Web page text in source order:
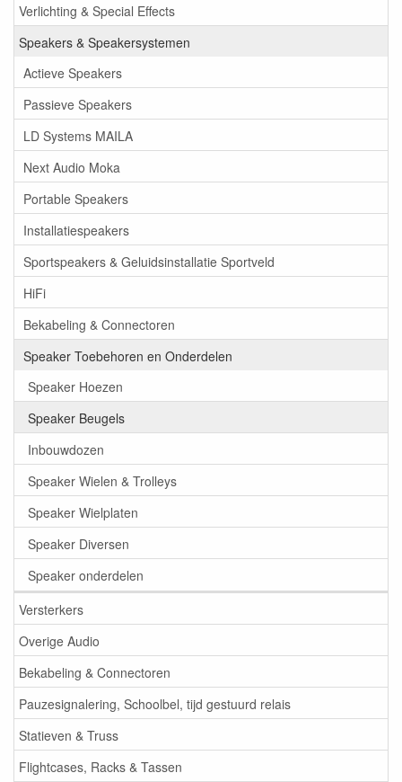
Verlichting & Special Effects
Speakers & Speakersystemen
Actieve Speakers
Passieve Speakers
LD Systems MAILA
Next Audio Moka
Portable Speakers
Installatiespeakers
Sportspeakers & Geluidsinstallatie Sportveld
HiFi
Bekabeling & Connectoren
Speaker Toebehoren en Onderdelen
Speaker Hoezen
Speaker Beugels
Inbouwdozen
Speaker Wielen & Trolleys
Speaker Wielplaten
Speaker Diversen
Speaker onderdelen
Versterkers
Overige Audio
Bekabeling & Connectoren
Pauzesignalering, Schoolbel, tijd gestuurd relais
Statieven & Truss
Flightcases, Racks & Tassen